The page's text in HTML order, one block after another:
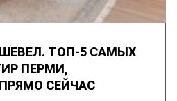
ТОП-5 САМЫХ
ПЕРМИ,
СЕЙЧАС